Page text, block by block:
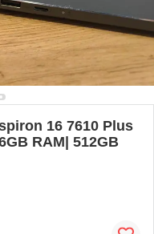
16 7610 Plus
RAM| 512GB